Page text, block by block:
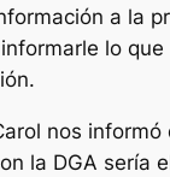
a la
lo que
nos informó
la DGA sería